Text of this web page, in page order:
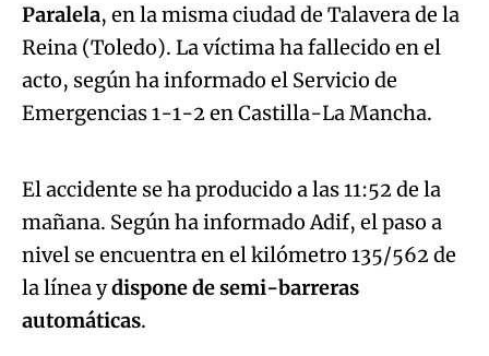
Paralela, en la misma ciudad de Talavera de la
Reina (Toledo). La víctima ha fallecido en el
acto, según ha informado el Servicio de
Emergencias 1-1-2 en Castilla-La Mancha.
Algo salió mal.
Try again
El accidente se ha producido a las 11:52 de la
mañana. Según ha informado Adif, el paso a
nivel se encuentra en el kilómetro 135/562 de
la línea ydispone de semi-barreras
automáticas.